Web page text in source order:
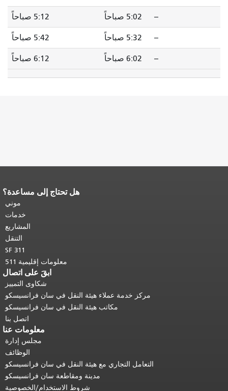
-- 5:02 صباحاً 5:12 صباحاً
-- 5:32 صباحاً 5:42 صباحاً
-- 6:02 صباحاً 6:12 صباحاً
هل تحتاج إلى مساعدة؟
موني
خدمات
المشاريع
التنقل
SF 311
معلومات إقليمية 511
ابقَ على اتصال
شكاوى التمييز
مركز خدمة عملاء هيئة النقل في سان فرانسيسكو
مكاتب هيئة النقل في سان فرانسيسكو
اتصل بنا
معلومات عنا
مجلس إدارة
الوظائف
التعامل التجاري مع هيئة النقل في سان فرانسيسكو
مدينة ومقاطعة سان فرانسيسكو
شروط الاستخدام/الخصوصية